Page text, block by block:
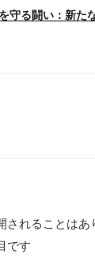
守る闘い：新た
されることはあ
です